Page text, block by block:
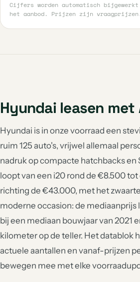
Cijfers worden automatisch
het aanbod. Prijzen zijn
Hyundai leasen
Hyundai is in onze voorraad een
ruim 125 auto's, vrijwel allemaal
nadruk op compacte hatchbacks en
loopt van een i20 rond de €8.500 tot
richting de €43.000, met het
moderne occasion: de mediaanprijs
bij een mediaan bouwjaar van 2021
kilometer op de teller. Het datablok
actuele aantallen en vanaf-prijzen
bewegen mee met elke